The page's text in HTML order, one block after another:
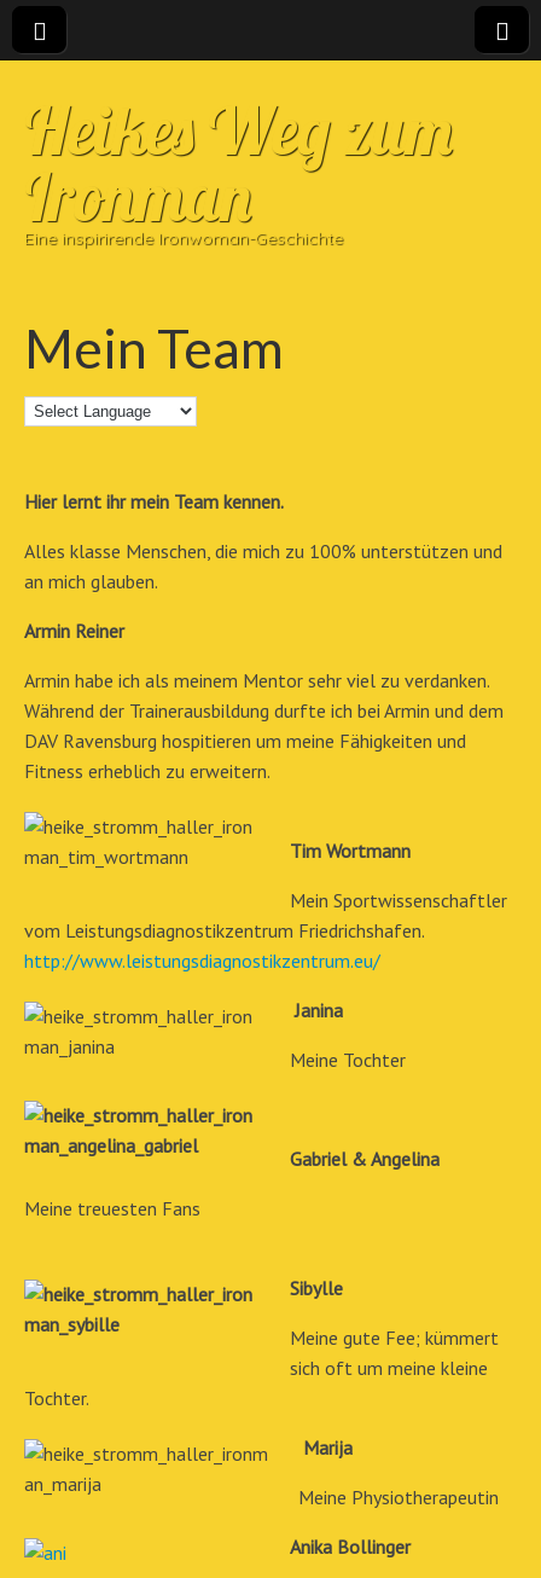
Heikes Weg zum
Ironman
Eine inspirirende Ironwoman-Geschichte
Mein Team
Hier lernt ihr mein Team kennen.
Alles klasse Menschen, die mich zu 100% unterstützen und
an mich glauben.
Armin Reiner
Armin habe ich als meinem Mentor sehr viel zu verdanken.
Während der Trainerausbildung durfte ich bei Armin und dem
DAV Ravensburg hospitieren um meine Fähigkeiten und
Fitness erheblich zu erweitern.
Tim Wortmann
Mein Sportwissenschaftler
vom Leistungsdiagnostikzentrum Friedrichshafen.
http://www.leistungsdiagnostikzentrum.eu/
Janina
Meine Tochter
Gabriel & Angelina
Meine treuesten Fans
Sibylle
Meine gute Fee; kümmert
sich oft um meine kleine
Tochter.
Marija
Meine Physiotherapeutin
Anika Bollinger